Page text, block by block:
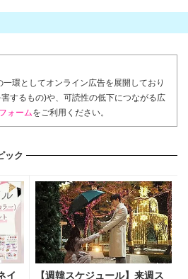
環としてオンライン広告を展開しており
するもの)や、可読性の低下につながる広
フォームをご利用ください。
ック
イ
【週韓スケジュール】来週ス